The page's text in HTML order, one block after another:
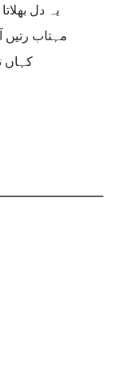
یہ دل
مہتاب رتیں
کہاں